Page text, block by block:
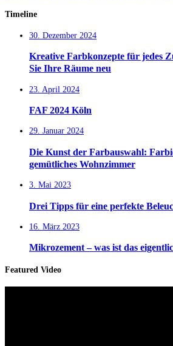
Timeline
30. Dezember 2024
Kreative Farbkonzepte für jedes
Sie Ihre Räume neu
23. April 2024
FAF 2024 Köln
29. Januar 2024
Die Kunst der Farbauswahl:
gemütliches Wohnzimmer
3. Mai 2023
Drei Tipps für eine perfekte
16. März 2023
Mikrozement – was ist das
Featured Video